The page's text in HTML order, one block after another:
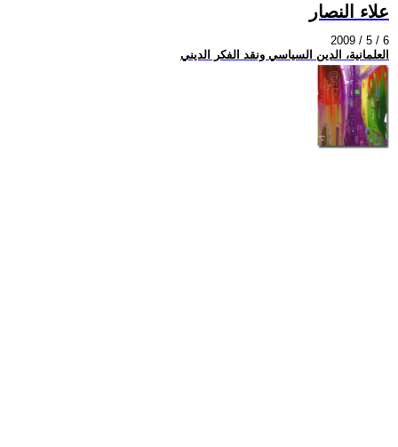
علاء النصار
2009 / 5 / 6
العلمانية، الدين السياسي ونقد الفكر الديني